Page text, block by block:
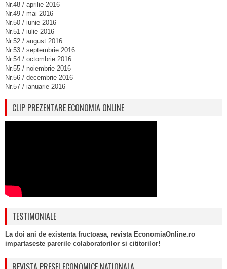
Nr.48 / aprilie 2016
Nr.49 / mai 2016
Nr.50 / iunie 2016
Nr.51 / iulie 2016
Nr.52 / august 2016
Nr.53 / septembrie 2016
Nr.54 / octombrie 2016
Nr.55 / noiembrie 2016
Nr.56 / decembrie 2016
Nr.57 / ianuarie 2016
CLIP PREZENTARE ECONOMIA ONLINE
TESTIMONIALE
La doi ani de existenta fructoasa, revista EconomiaOnline.ro
impartaseste parerile colaboratorilor si cititorilor!